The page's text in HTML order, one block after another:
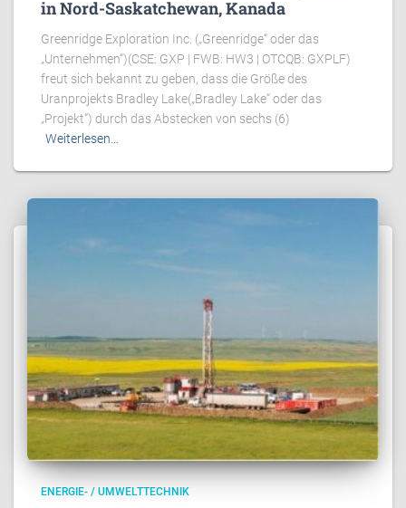
in Nord-Saskatchewan, Kanada
Greenridge Exploration Inc. („Greenridge“ oder das
„Unternehmen“)(CSE: GXP | FWB: HW3 | OTCQB: GXPLF)
freut sich bekannt zu geben, dass die Größe des
Uranprojekts Bradley Lake(„Bradley Lake“ oder das
„Projekt“) durch das Abstecken von sechs (6)
Weiterlesen…
ENERGIE- / UMWELTTECHNIK